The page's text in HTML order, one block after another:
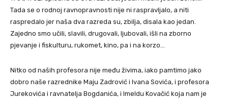
Tada se o rodnoj ravnopravnosti nije ni raspravljalo, a niti
raspredalo jer naša dva razreda su, zbilja, disala kao jedan.
Zajedno smo učili, slavili, drugovali, ljubovali, išli na zborno
pjevanje i fiskulturu, rukomet, kino, pa i na korzo…
Nitko od naših profesora nije među živima, iako pamtimo jako
dobro naše razrednike Maju Zadrović i Ivana Sovića, i profesora
Jurekovića i ravnatelja Bogdanića, i Imeldu Kovačić koja nam je